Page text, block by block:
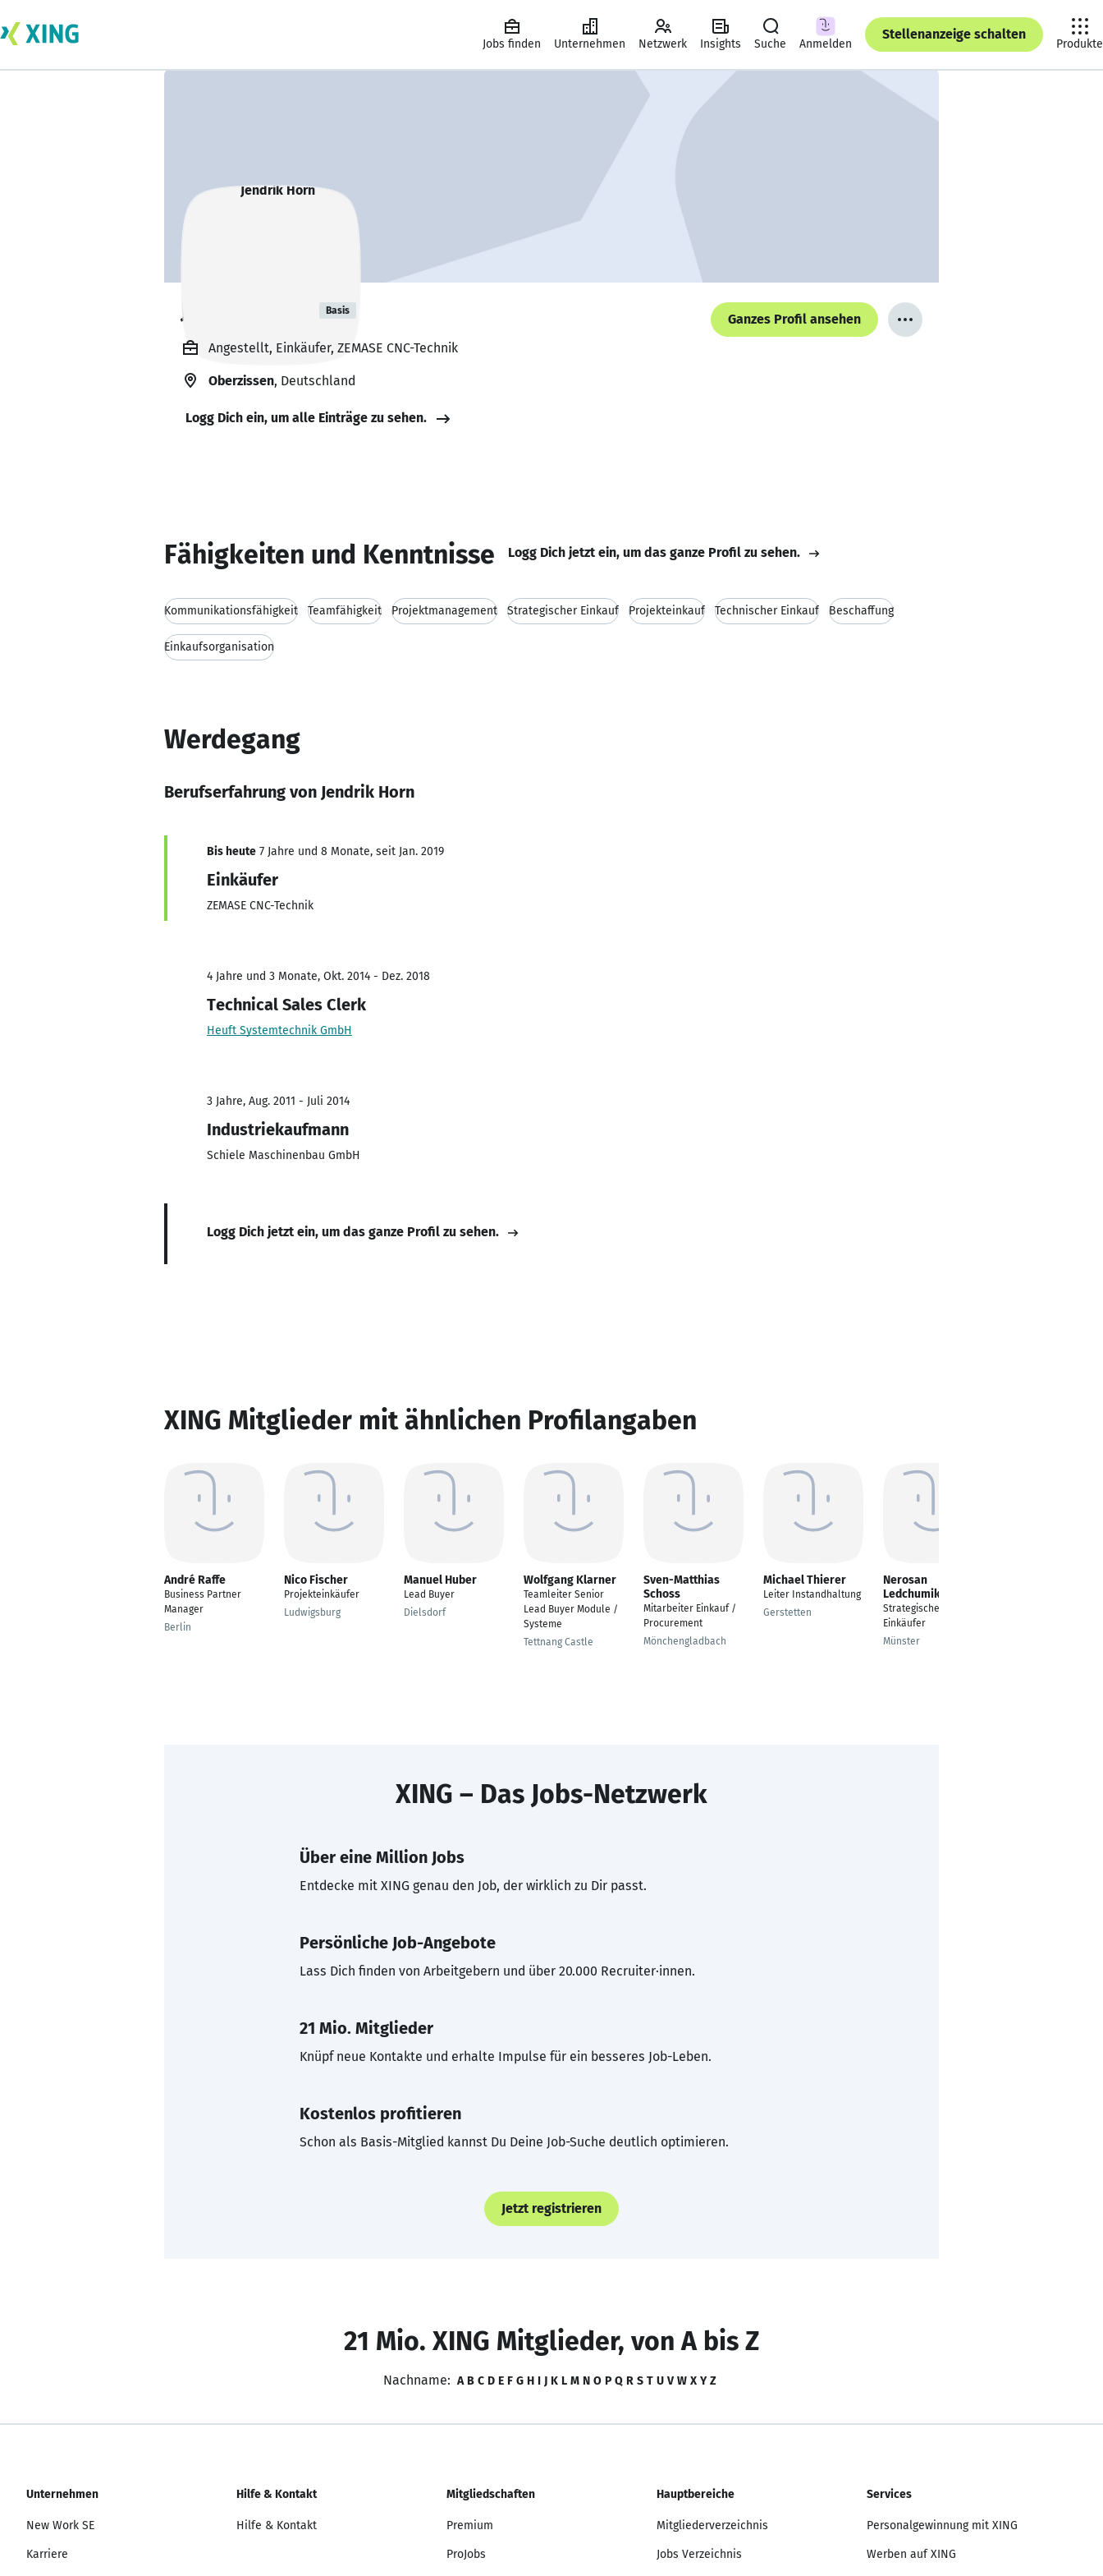
Jobs finden Unternehmen Netzwerk Insights Suche Anmelden
Stellenanzeige schalten
Produkte
Jendrik Horn Basis
Ganzes Profil ansehen
Angestellt, Einkäufer, ZEMASE CNC-Technik
Oberzissen, Deutschland
Logg Dich ein, um alle Einträge zu sehen.
Fähigkeiten und Kenntnisse Logg Dich jetzt ein, um das ganze Profil zu sehen.
Kommunikationsfähigkeit Teamfähigkeit Projektmanagement Strategischer Einkauf Projekteinkauf Technischer Einkauf Beschaffung
Einkaufsorganisation
Werdegang
Berufserfahrung von Jendrik Horn
Bis heute 7 Jahre und 8 Monate, seit Jan. 2019
Einkäufer
ZEMASE CNC-Technik
4 Jahre und 3 Monate, Okt. 2014 - Dez. 2018
Technical Sales Clerk
Heuft Systemtechnik GmbH
3 Jahre, Aug. 2011 - Juli 2014
Industriekaufmann
Schiele Maschinenbau GmbH
Logg Dich jetzt ein, um das ganze Profil zu sehen.
XING Mitglieder mit ähnlichen Profilangaben
André Raffe
Business Partner
Manager
Berlin
Nico Fischer
Projekteinkäufer
Ludwigsburg
Manuel Huber
Lead Buyer
Dielsdorf
Wolfgang Klarner
Teamleiter Senior
Lead Buyer Module /
Systeme
Tettnang Castle
Sven-Matthias
Schoss
Mitarbeiter Einkauf /
Procurement
Mönchengladbach
Michael Thierer
Leiter Instandhaltung
Gerstetten
Nerosan
Ledchumikanthan
Strategischer
Einkäufer
Münster
XING – Das Jobs-Netzwerk
Über eine Million Jobs
Entdecke mit XING genau den Job, der wirklich zu Dir passt.
Persönliche Job-Angebote
Lass Dich finden von Arbeitgebern und über 20.000 Recruiter·innen.
21 Mio. Mitglieder
Knüpf neue Kontakte und erhalte Impulse für ein besseres Job-Leben.
Kostenlos profitieren
Schon als Basis-Mitglied kannst Du Deine Job-Suche deutlich optimieren.
Jetzt registrieren
21 Mio. XING Mitglieder, von A bis Z
Nachname: A B C D E F G H I J K L M N O P Q R S T U V W X Y Z
Unternehmen
New Work SE
Karriere
Hilfe & Kontakt
Hilfe & Kontakt
Mitgliedschaften
Premium
ProJobs
Hauptbereiche
Mitgliederverzeichnis
Jobs Verzeichnis
Services
Personalgewinnung mit XING
Werben auf XING